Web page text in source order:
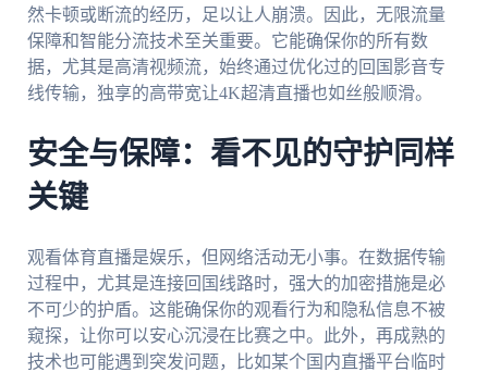
然卡顿或断流的经历，足以让人崩溃。因此，无限流量
保障和智能分流技术至关重要。它能确保你的所有数
据，尤其是高清视频流，始终通过优化过的回国影音专
线传输，独享的高带宽让4K超清直播也如丝般顺滑。
安全与保障：看不见的守护同样
关键
观看体育直播是娱乐，但网络活动无小事。在数据传输
过程中，尤其是连接回国线路时，强大的加密措施是必
不可少的护盾。这能确保你的观看行为和隐私信息不被
窥探，让你可以安心沉浸在比赛之中。此外，再成熟的
技术也可能遇到突发问题，比如某个国内直播平台临时